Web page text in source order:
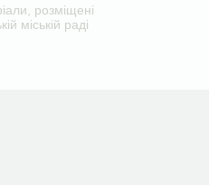
розміщені
міській раді